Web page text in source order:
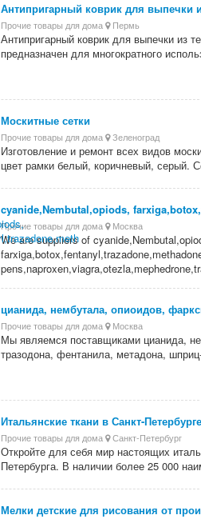
Антипригарный коврик для выпечки
Прочие товары для дома Пермь
Антипригарный коврик для выпечки из
предназначен для многократного
Москитные сетки
Прочие товары для дома Зеленоград
Изготовление и ремонт всех видов
цвет рамки белый, коричневый, серый.
cyanide,Nembutal,opiods,
Прочие товары для дома Москва
We are suppliers of
цианида, нембутала, опиоидов,
Прочие товары для дома Москва
Мы являемся поставщиками цианида,
тразодона, фентанила, метадона,
Итальянские ткани в Санкт-
Прочие товары для дома Санкт-Петербург
Откройте для себя мир настоящих
Петербурга. В наличии более 25 000
Мелки детские для рисования от